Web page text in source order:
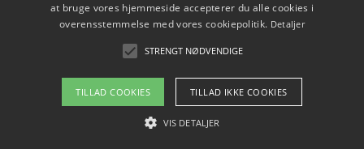
Spil kasinospil på et troværdigt online casino: Din
guide til sikker og sjov underholdning
Copyright 2026 - Pilanto Aps
Om / kontakt
at bruge vores hjemmeside accepterer du alle cookies i
overensstemmelse med vores cookiepolitik. Detaljer
STRENGT NØDVENDIGE
TILLAD COOKIES TILLAD IKKE COOKIES
VIS DETALJER